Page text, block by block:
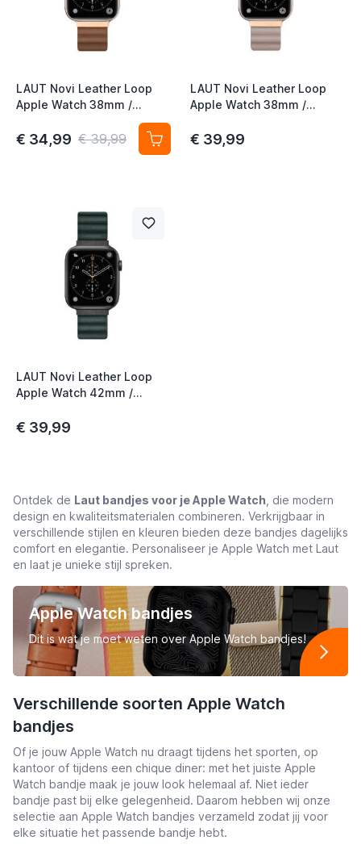
LAUT Novi Leather Loop
Apple Watch 38mm /
40mm / 41mm / 42mm
sepia brown
€ 34,99 € 39,99
LAUT Novi Leather Loop
Apple Watch 38mm /
€ 39,99
LAUT Novi Leather Loop
Apple Watch 42mm /
pine green
€ 39,99
Ontdek de Laut bandjes voor je Apple Watch , die modern
design en kwaliteitsmaterialen combineren. Verkrijgbaar in
verschillende stijlen en kleuren bieden deze bandjes dagelijks
comfort en elegantie. Personaliseer je Apple Watch met Laut
en laat je unieke stijl spreken.
Apple Watch bandjes
Dit is wat je moet weten over Apple Watch bandjes!
Verschillende soorten Apple Watch
bandjes
Of je jouw Apple Watch nu draagt tijdens het sporten, op
kantoor of tijdens een chique diner: met het juiste Apple
Watch bandje maak je jouw look helemaal af. Niet ieder
bandje past bij elke gelegenheid. Daarom hebben wij onze
selectie aan Apple Watch bandjes verzameld zodat jij voor
elke situatie het passende bandje hebt.